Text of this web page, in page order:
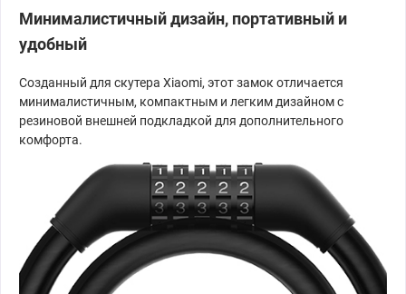
Минималистичный дизайн, портативный и
удобный
Созданный для скутера Xiaomi, этот замок отличается
минималистичным, компактным и легким дизайном с
резиновой внешней подкладкой для дополнительного
комфорта.